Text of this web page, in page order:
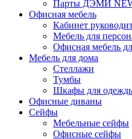
Парты ДЭМИ
Офисная мебель
Кабинет
Мебель для
Офисная мебель
Мебель для дома
Стеллажи
Тумбы
Шкафы для
Офисные диваны
Сейфы
Мебельные сейфы
Офисные сейфы